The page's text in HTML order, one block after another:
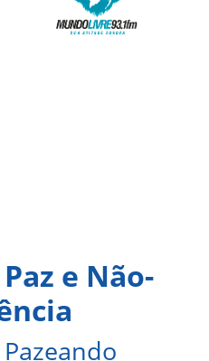
e Não-